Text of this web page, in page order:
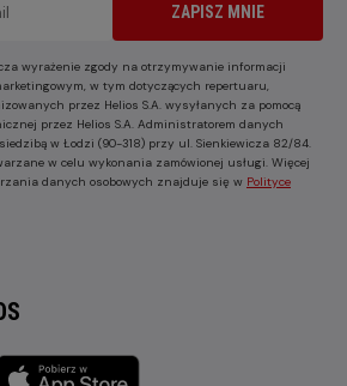
ZAPISZ MNIE
wyrażenie zgody na otrzymywanie informacji
w tym dotyczących repertuaru,
przez Helios S.A. wysyłanych za pomocą
przez Helios S.A. Administratorem danych
w Łodzi (90-318) przy ul. Sienkiewicza 82/84.
w celu wykonania zamówionej usługi. Więcej
danych osobowych znajduje się w Polityce